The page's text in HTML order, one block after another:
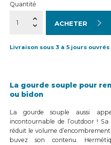
Quantité
ACHETER
Livraison sous 3 à 5 jours
La gourde souple pour
ou bidon
La gourde souple aussi
incontournable de l’outdoor !
réduit le volume
buvez son contenu.